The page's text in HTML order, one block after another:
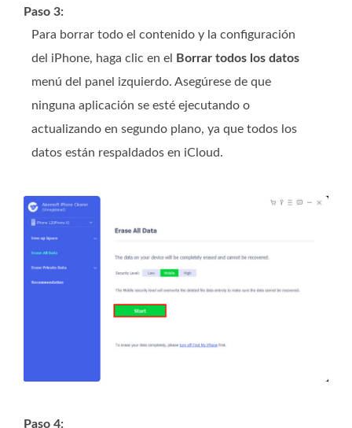
Paso 3:
Para borrar todo el contenido y la configuración
del iPhone, haga clic en el
Borrar todos los datos
menú del panel izquierdo. Asegúrese de que
ninguna aplicación se esté ejecutando o
actualizando en segundo plano, ya que todos los
datos están respaldados en iCloud.
Paso 4: